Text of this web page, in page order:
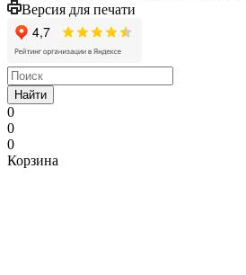
Версия для печати
Найти
0
0
0
Корзина